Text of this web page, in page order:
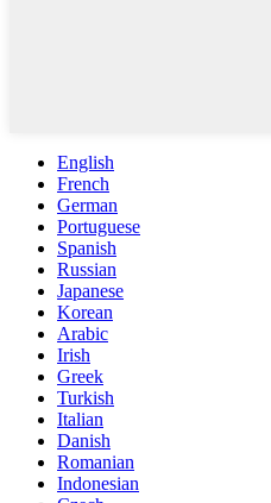
English
French
German
Portuguese
Spanish
Russian
Japanese
Korean
Arabic
Irish
Greek
Turkish
Italian
Danish
Romanian
Indonesian